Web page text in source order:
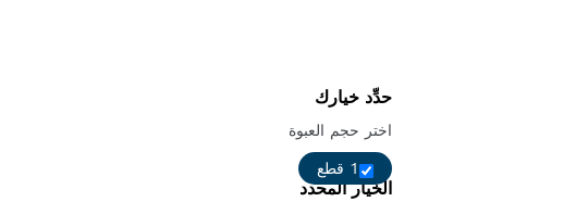
حدِّد خيارك
اختر حجم العبوة
1 قطع
الخيار المحدد